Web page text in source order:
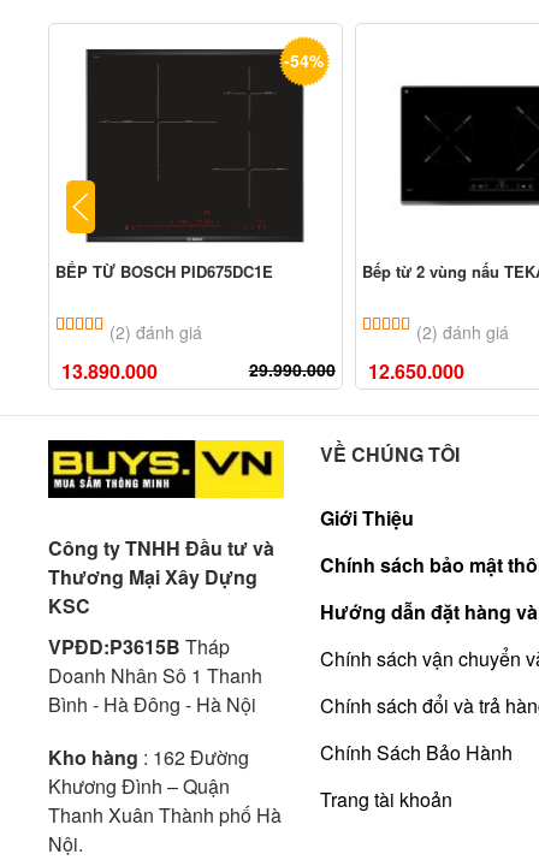
-54%
BẾP TỪ BOSCH PID675DC1E
5.00 trên 5 dựa trên
(2) đánh giá
13.890.000 29.990.000
Bếp từ 2 vùng nấu
5.00 trên 5 dựa
2 (2) đánh giá
12.650.000
Công ty TNHH Đầu tư và
Thương Mại Xây Dựng
KSC
VPĐD:P3615B Tháp
Doanh Nhân Sô 1 Thanh
Bình - Hà Đông - Hà Nội
Kho hàng : 162 Đường
Khương Đình – Quận
Thanh Xuân Thành phố Hà
Nội.
VỀ CHÚNG TÔI
Giới Thiệu
Chính sách bảo mật
Hướng dẫn đặt hàng
Chính sách vận chuyển
Chính sách đổi và trả
Chính Sách Bảo Hành
Trang tài khoản